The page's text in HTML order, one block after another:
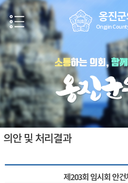
본문바로가기
옹진
Ongjin
의안 및 처리결과
제203회 임시회 안건